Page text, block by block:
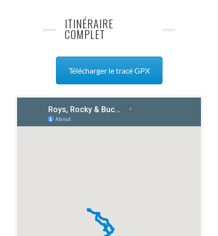
ITINÉRAIRE
COMPLET
Télécharger le tracé GPX